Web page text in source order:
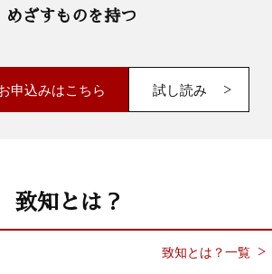
めざすものを持つ
申込みはこちら 試し読み
致知とは？
致知とは？一覧